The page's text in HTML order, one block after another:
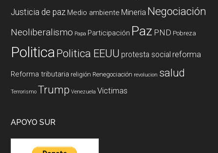
Justicia de paz Medio ambiente Mineria Negociación
Neoliberalismo Papa Participación Paz PND Pobreza
PoliticaPolitica EEUU protesta social reforma
Reforma tributaria religión Renegociación revolucion salud
Terrorismo Trump Venezuela Victimas
APOYO SUR